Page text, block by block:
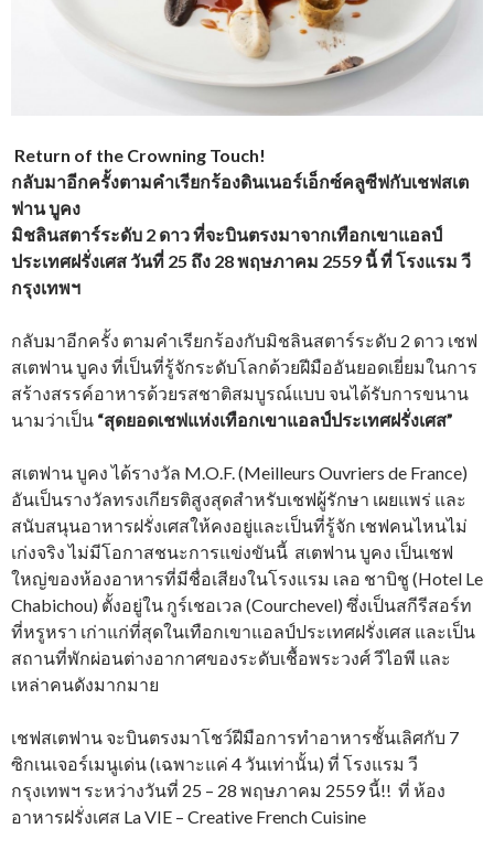
Return of the Crowning Touch!
กลับมาอีกครั้งตามคำเรียกร้องดินเนอร์เอ็กซ์คลูซีฟกับเชฟสเต
ฟาน บูคง
มิชลินสตาร์ระดับ 2 ดาว ที่จะบินตรงมาจากเทือกเขาแอลป์
ประเทศฝรั่งเศสวันที่ 25 ถึง 28 พฤษภาคม 2559 นี้ ที่ โรงแรม วี
กรุงเทพฯ
กลับมาอีกครั้ง ตามคำเรียกร้องกับมิชลินสตาร์ระดับ 2 ดาว เชฟ
สเตฟาน บูคง ที่เป็นที่รู้จักระดับโลกด้วยฝีมืออันยอดเยี่ยมในการ
สร้างสรรค์อาหารด้วยรสชาติสมบูรณ์แบบ จนได้รับการขนาน
นามว่าเป็น “สุดยอดเชฟแห่งเทือกเขาแอลป์ประเทศฝรั่งเศส”
สเตฟาน บูคง ได้รางวัล M.O.F. (Meilleurs Ouvriers de France)
อันเป็นรางวัลทรงเกียรติสูงสุดสำหรับเชฟผู้รักษา เผยแพร่ และ
สนับสนุนอาหารฝรั่งเศสให้คงอยู่และเป็นที่รู้จัก เชฟคนไหนไม่
เก่งจริง ไม่มีโอกาสชนะการแข่งขันนี้ สเตฟาน บูคง เป็นเชฟ
ใหญ่ของห้องอาหารที่มีชื่อเสียงในโรงแรม เลอ ชาบิชู (Hotel Le
Chabichou) ตั้งอยู่ใน กูร์เชอเวล (Courchevel) ซึ่งเป็นสกีรีสอร์ท
ที่หรูหรา เก่าแก่ที่สุดในเทือกเขาแอลป์ประเทศฝรั่งเศส และเป็น
สถานที่พักผ่อนต่างอากาศของระดับเชื้อพระวงศ์ วีไอพี และ
เหล่าคนดังมากมาย
เชฟสเตฟาน จะบินตรงมาโชว์ฝีมือการทำอาหารชั้นเลิศกับ 7
ซิกเนเจอร์เมนูเด่น (เฉพาะแค่ 4 วันเท่านั้น) ที่ โรงแรม วี
กรุงเทพฯ ระหว่างวันที่ 25 – 28 พฤษภาคม 2559 นี้!! ที่ ห้อง
อาหารฝรั่งเศส La VIE – Creative French Cuisine